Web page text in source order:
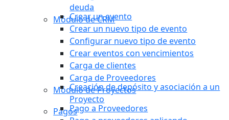
deuda
Módulo de CRM
Crear un evento
Crear un nuevo tipo de evento
Configurar nuevo tipo de evento
Crear eventos con vencimientos
Carga de clientes
Carga de Proveedores
Módulo de Proyectos
Creación de depósito y asociación a un
Proyecto
PagosPago a Proveedores